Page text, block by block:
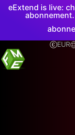
eExtend is live:
EUR